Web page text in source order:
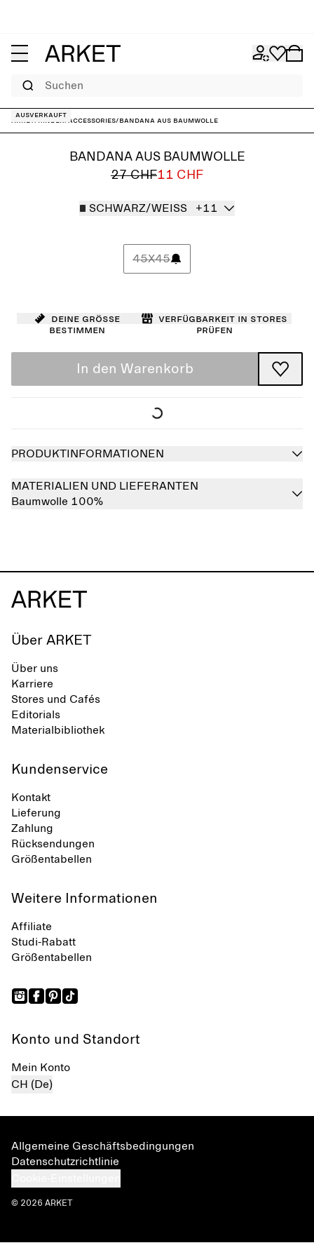
Suchen
ARKET/ Kinder/ Accessories/Bandana aus Baumwolle
Ausverkauft
BANDANA AUS BAUMWOLLE
27 CHF11 CHF
SCHWARZ/WEISS +11
45X45
Deine Größe
bestimmen
Verfügbarkeit in Stores
prüfen
In den Warenkorb
PRODUKTINFORMATIONEN
MATERIALIEN UND LIEFERANTEN
Baumwolle 100%
Über ARKET
Über uns
Karriere
Stores und Cafés
Editorials
Materialbibliothek
Kundenservice
Kontakt
Lieferung
Zahlung
Rücksendungen
Größentabellen
Weitere Informationen
Affiliate
Studi-Rabatt
Größentabellen
Konto und Standort
Mein Konto
CH (De)
Allgemeine Geschäftsbedingungen
Datenschutzrichtlinie
© 2026 ARKET